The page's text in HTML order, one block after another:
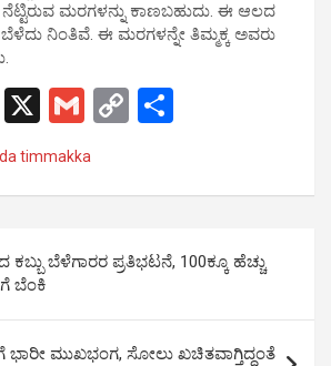
ನೆಟ್ಟಿರುವ ಮರಗಳನ್ನು ಕಾಣಬಹುದು. ಈ ಆಲದ
ನಿಂತಿವೆ. ಈ ಮರಗಳನ್ನೇ ತಿಮ್ಮಕ್ಕ ಅವರು
M
es
X
G
C
n
k
timmakka
ಬೆಳೆಗಾರರ ಪ್ರತಿಭಟನೆ, 100ಕ್ಕೂ ಹೆಚ್ಚು
ಬೆಂಕಿ
ಭಾರೀ ಮುಖಭಂಗ, ಸೋಲು ಖಚಿತವಾಗ್ತಿದ್ದಂತೆ